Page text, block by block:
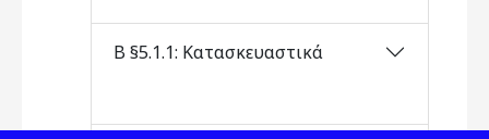
Β §5.1.1: Κατασκευαστικά